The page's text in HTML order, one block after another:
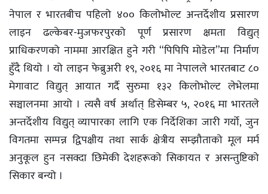
नेपाल र भारतबीच पहिलो ४०० किलोभोल्ट अन्तर्देशीय प्रसारण
लाइन ढल्केबर-मुजफरपुरको पूर्ण प्रसारण क्षमता विद्युत्
प्राधिकरणको नाममा आरक्षित हुने गरी “पिपिपि मोडेल”मा निर्माण
हुँदै थियो । यो लाइन फेब्रुअरी १९, २०१६ मा नेपालले भारतबाट ८०
मेगावाट विद्युत् आयात गर्दै सुरुमा १३२ किलोभोल्ट लेभेलमा
सञ्चालनमा आयो । त्यसै वर्ष अर्थात् डिसेम्बर ५, २०१६ मा भारतले
अन्तर्देशीय विद्युत् व्यापारका लागि एक निर्देशिका जारी गर्यो, जुन
विगतमा सम्पन्न द्विपक्षीय तथा सार्क क्षेत्रीय सम्झौताको मूल मर्म
अनुकूल हुन नसक्दा छिमेकी देशहरूको सिकायत र असन्तुष्टिको
सिकार बन्यो ।